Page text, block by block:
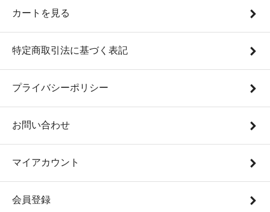
カートを見る
特定商取引法に基づく表記
プライバシーポリシー
お問い合わせ
マイアカウント
会員登録